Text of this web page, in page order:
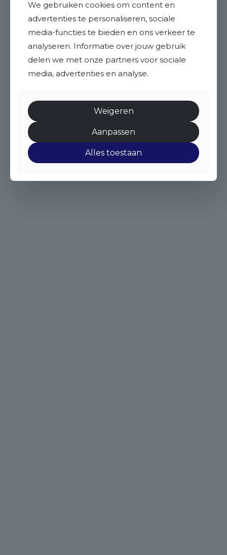
We gebruiken cookies om content en
advertenties te personaliseren, sociale
media-functies te bieden en ons verkeer te
analyseren. Informatie over jouw gebruik
delen we met onze partners voor sociale
media, advertenties en analyse.
Weigeren
Aanpassen
Alles toestaan